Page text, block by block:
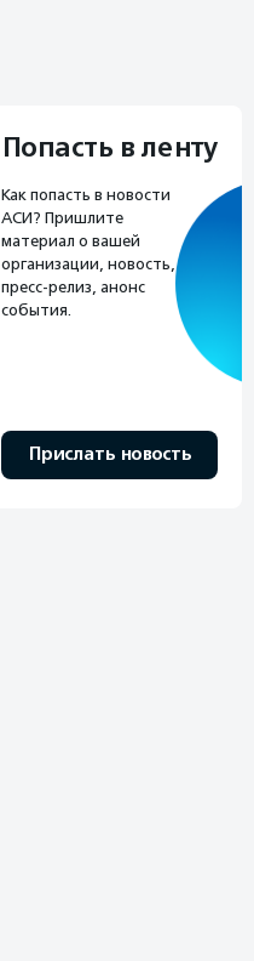
Попасть в ленту
Как попасть в новости
АСИ? Пришлите
материал о вашей
организации, новость,
пресс-релиз, анонс
события.
Прислать новость